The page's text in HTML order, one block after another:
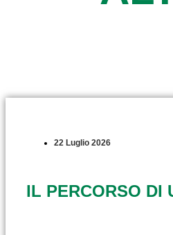
22 Luglio 2026
IL PERCORSO DI